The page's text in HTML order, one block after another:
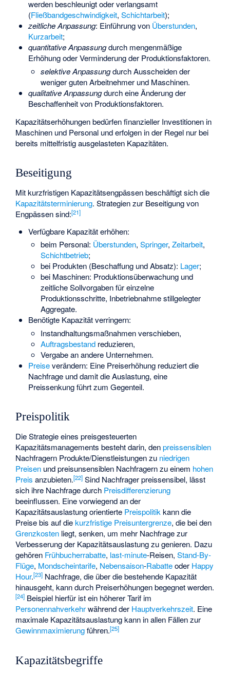
werden beschleunigt oder verlangsamt
(Fließbandgeschwindigkeit, Schichtarbeit);
zeitliche Anpassung: Einführung von Überstunden,
Kurzarbeit;
quantitative Anpassungdurch mengenmäßige
Erhöhung oder Verminderung der Produktionsfaktoren.
selektive Anpassungdurch Ausscheiden der
weniger guten Arbeitnehmer und Maschinen.
qualitative Anpassungdurch eine Änderung der
Beschaffenheit von Produktionsfaktoren.
Kapazitätserhöhungen bedürfen finanzieller Investitionen in
Maschinen und Personal und erfolgen in der Regel nur bei
bereits mittelfristig ausgelasteten Kapazitäten.
Beseitigung
Mit kurzfristigen Kapazitätsengpässen beschäftigt sich die
Kapazitätsterminierung. Strategien zur Beseitigung von
Engpässen sind:[21]
Verfügbare Kapazität erhöhen:
beim Personal: Überstunden,Springer,Zeitarbeit,
Schichtbetrieb;
bei Produkten (Beschaffung und Absatz): Lager;
bei Maschinen: Produktionsüberwachung und
zeitliche Sollvorgaben für einzelne
Produktionsschritte, Inbetriebnahme stillgelegter
Aggregate.
Benötigte Kapazität verringern:
Instandhaltungsmaßnahmen verschieben,
Auftragsbestand reduzieren,
Vergabe an andere Unternehmen.
Preiseverändern: Eine Preiserhöhung reduziert die
Nachfrage und damit die Auslastung, eine
Preissenkung führt zum Gegenteil.
Preispolitik
Die Strategie eines preisgesteuerten
Kapazitätsmanagements besteht darin, denpreissensiblen
Nachfragern Produkte/Dienstleistungen zu niedrigen
Preisen und preisunsensiblen Nachfragern zu einem hohen
Preis anzubieten.[22] Sind Nachfrager preissensibel, lässt
sich ihre Nachfrage durch Preisdifferenzierung
beeinflussen. Eine vorwiegend an der
Kapazitätsauslastung orientierte Preispolitikkann die
Preise bis auf diekurzfristige Preisuntergrenze, die bei den
Grenzkosten liegt, senken, um mehr Nachfrage zur
Verbesserung der Kapazitätsauslastung zu genieren. Dazu
gehören Frühbucherrabatte, last-minute-Reisen,Stand-By-
Flüge, Mondscheintarife, Nebensaison-Rabatteoder Happy
Hour.[23] Nachfrage, die über die bestehende Kapazität
hinausgeht, kann durch Preiserhöhungen begegnet werden.
[24] Beispiel hierfür ist ein höherer Tarif im
Personennahverkehrwährend der Hauptverkehrszeit. Eine
maximale Kapazitätsauslastung kann in allen Fällen zur
Gewinnmaximierungführen.[25]
Kapazitätsbegriffe